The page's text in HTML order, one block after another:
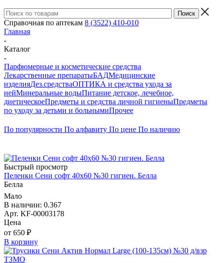
Справочная по аптекам 8 (3522) 410-010
Главная
-
Каталог
-
Парфюмерные и косметические средства
Лекарственные препаратыБАДМедицинские
изделияДез.средстваОПТИКА и средства ухода за
нейМинеральные водыПитание детское, лечебное,
диетическоеПредметы и средства личной гигиеныПредметы
по уходу за детьми и больнымиПрочее
По популярности По алфавиту По цене По наличию
Быстрый просмотр
Пеленки Сени софт 40х60 №30 гигиен. Белла
Белла
Мало
В наличии: 0.367
Арт. KF-00003178
Цена
от 650 ₽
В корзину